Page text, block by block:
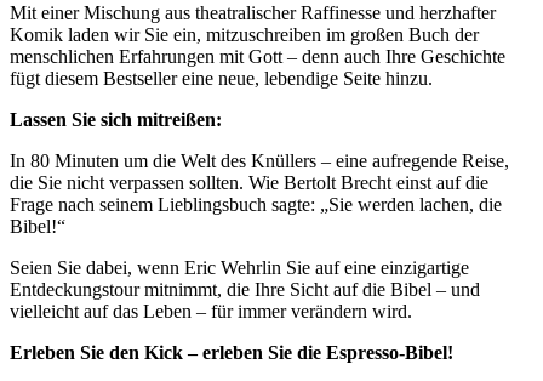
Mit einer Mischung aus theatralischer Raffinesse und herzhafter
Komik laden wir Sie ein, mitzuschreiben im großen Buch der
menschlichen Erfahrungen mit Gott – denn auch Ihre Geschichte
fügt diesem Bestseller eine neue, lebendige Seite hinzu.
Lassen Sie sich mitreißen:
In 80 Minuten um die Welt des Knüllers – eine aufregende Reise,
die Sie nicht verpassen sollten. Wie Bertolt Brecht einst auf die
Frage nach seinem Lieblingsbuch sagte: „Sie werden lachen, die
Bibel!“
Seien Sie dabei, wenn Eric Wehrlin Sie auf eine einzigartige
Entdeckungstour mitnimmt, die Ihre Sicht auf die Bibel – und
vielleicht auf das Leben – für immer verändern wird.
Erleben Sie den Kick – erleben Sie die Espresso-Bibel!